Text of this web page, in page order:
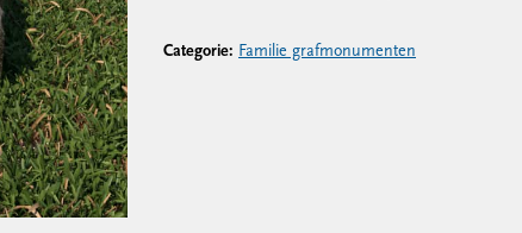
Categorie: Familie grafmonumenten